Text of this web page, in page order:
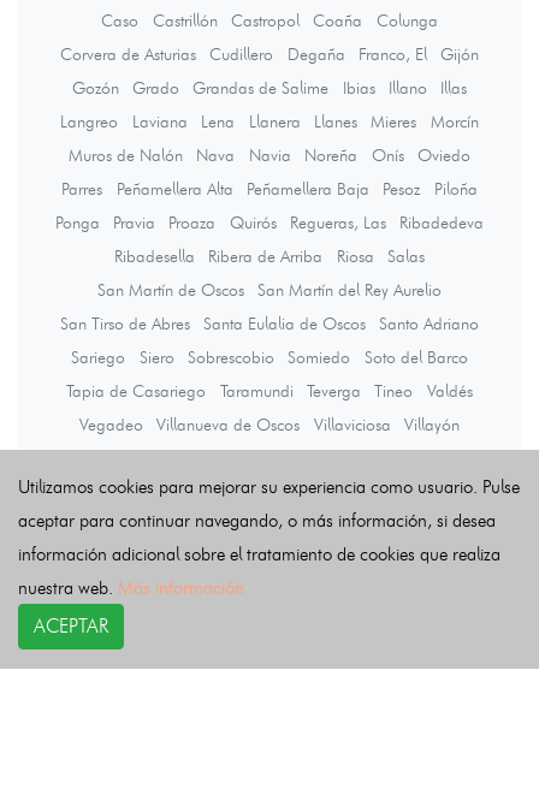
Caso
Castrillón Castropol Coaña
Colunga
Corvera de Asturias
Cudillero Degaña Franco, El
Gijón
Gozón
Grado Grandas de Salime Ibias Illano
Illas
Langreo
Laviana Lena Llanera Llanes Mieres
Morcín
Muros de Nalón
Nava Navia Noreña Onís
Oviedo
Parres
Peñamellera Alta Peñamellera Baja Pesoz
Piloña
Ponga
Pravia Proaza Quirós Regueras, Las
Ribadedeva
Ribadesella
Ribera de Arriba Riosa
Salas
San Martín de Oscos
San Martín del Rey Aurelio
San Tirso de Abres
Santa Eulalia de Oscos
Santo Adriano
Sariego
Siero Sobrescobio Somiedo
Soto del Barco
Tapia de Casariego
Taramundi Teverga Tineo
Valdés
Vegadeo
Villanueva de Oscos Villaviciosa
Villayón
Últimas noticias
Utilizamos cookies para mejorar su experiencia como usuario. Pulse
aceptar para continuar navegando, o más información, si desea
información adicional sobre el tratamiento de cookies que realiza
nuestra web. Más información
ACEPTAR